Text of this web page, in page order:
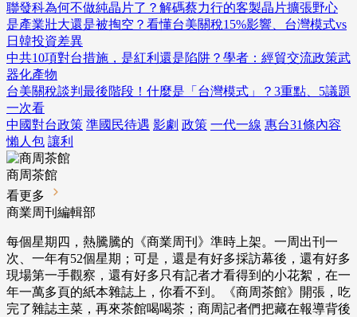
聯發科為何不做純晶片了？解碼蔡力行的客製晶片擴張野心
是產業壯大還是被掏空？看懂台美關稅15%影響、台灣模式vs
日韓投資差異
中共10項對台措施，是紅利還是陷阱？學者：經貿交流政策武
器化產物
台美關稅談判最後階段！什麼是「台灣模式」？3重點、5議題
一次看
中國對台政策 準國民待遇 影劇 政策 一代一線 惠台31條內容
懶人包 讓利
商周茶館
看更多
商業周刊編輯部
每個星期四，熱騰騰的《商業周刊》準時上架。一周出刊一
次、一年有52個星期；可是，還是有好多採訪幕後，還有好多
現場第一手觀察，還有好多只有記者才看得到的小花絮，在一
年一萬多頁的紙本雜誌上，你看不到。《商周茶館》開張，吃
完了雜誌主菜，再來茶館喝喝茶；商周記者們把藏在報導背後